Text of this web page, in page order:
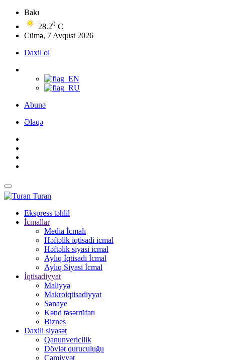
Bakı
28.20 C
Cümə, 7 Avqust 2026
Daxil ol
Abunə
Əlaqə
Turan
Ekspress təhlil
İcmallar
Media İcmalı
Həftəlik iqtisadi icmal
Həftəlik siyasi icmal
Aylıq İqtisadi İcmal
Aylıq Siyasi İcmal
İqtisadiyyat
Maliyyə
Makroiqtisadiyyat
Sənaye
Kənd təsərrüfatı
Biznes
Daxili siyasət
Qanunvericilik
Dövlət quruculuğu
Cəmiyyət